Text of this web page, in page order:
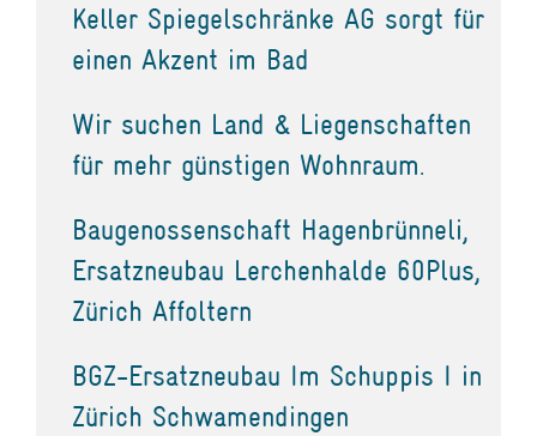
Keller Spiegelschränke AG sorgt für
einen Akzent im Bad
Wir suchen Land & Liegenschaften
für mehr günstigen Wohnraum.
Baugenossenschaft Hagenbrünneli,
Ersatzneubau Lerchenhalde 60Plus,
Zürich Affoltern
BGZ-Ersatzneubau Im Schuppis I in
Zürich Schwamendingen